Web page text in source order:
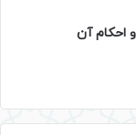
احکام آن